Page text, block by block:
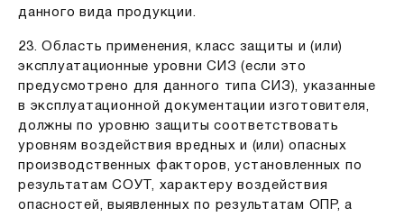
данного вида продукции.
23. Область применения, класс защиты и (или)
эксплуатационные уровни СИЗ (если это
предусмотрено для данного типа СИЗ), указанные
в эксплуатационной документации изготовителя,
должны по уровню защиты соответствовать
уровням воздействия вредных и (или) опасных
производственных факторов, установленных по
результатам СОУТ, характеру воздействия
опасностей, выявленных по результатам ОПР, а